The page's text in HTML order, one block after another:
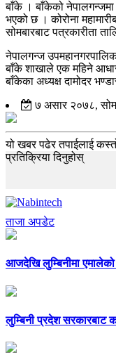
बाँके । बाँकेको
भएको छ । कोरोना
सोमबारबाट पत्रकारीता
नेपालगन्ज
बाँके शाखाले एक महिने
बाँकेका अध्यक्ष दामोदर
७ असार २०७८,
यो खबर पढेर तपाईलाई
प्रतिक्रिया दिनुहोस्
ताजा अपडेट
आजदेखि लुम्बिनीमा
लुम्बिनी प्रदेश सरकारबाट